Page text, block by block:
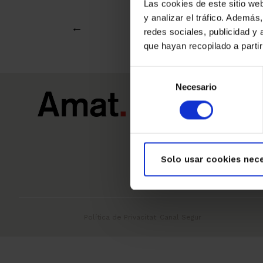
Las cookies de este sitio
y analizar el tráfico.
redes sociales, publicidad y
que hayan recopilado a
consentimiento
Necesario
Solo usar cookies
←
Sobre nosaltres